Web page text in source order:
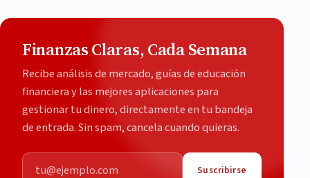
Finanzas Claras, Cada Semana
Recibe análisis de mercado, guías de educación
financiera y las mejores aplicaciones para
gestionar tu dinero, directamente en tu bandeja
de entrada. Sin spam, cancela cuando quieras.
Correo electrónico
Suscribirse